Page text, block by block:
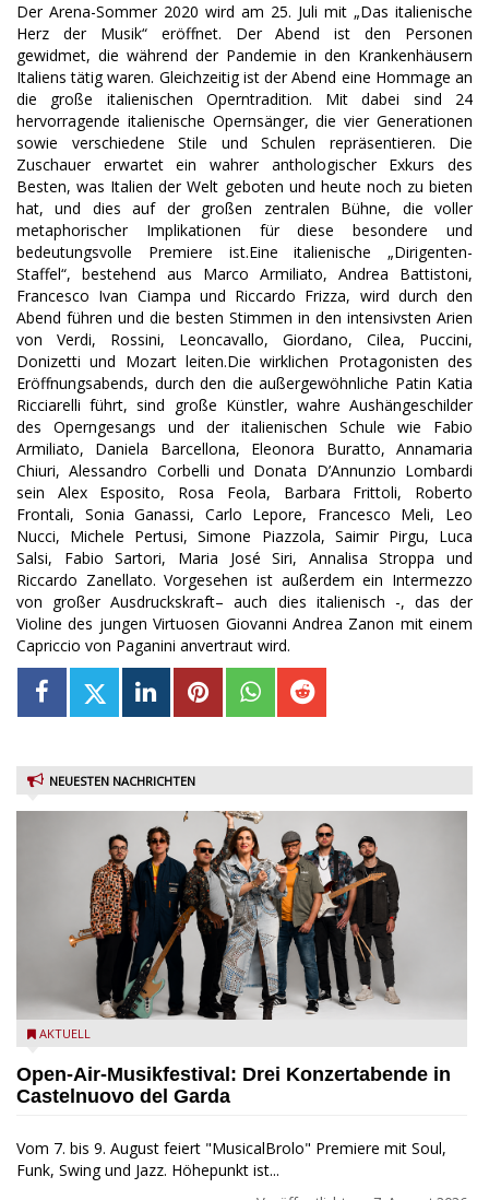
Der Arena-Sommer 2020 wird am 25. Juli mit „Das italienische
Herz der Musik“ eröffnet. Der Abend ist den Personen
gewidmet, die während der Pandemie in den Krankenhäusern
Italiens tätig waren. Gleichzeitig ist der Abend eine Hommage an
die große italienischen Operntradition. Mit dabei sind 24
hervorragende italienische Opernsänger, die vier Generationen
sowie verschiedene Stile und Schulen repräsentieren. Die
Zuschauer erwartet ein wahrer anthologischer Exkurs des
Besten, was Italien der Welt geboten und heute noch zu bieten
hat, und dies auf der großen zentralen Bühne, die voller
metaphorischer Implikationen für diese besondere und
bedeutungsvolle Premiere ist.Eine italienische „Dirigenten-
Staffel“, bestehend aus Marco Armiliato, Andrea Battistoni,
Francesco Ivan Ciampa und Riccardo Frizza, wird durch den
Abend führen und die besten Stimmen in den intensivsten Arien
von Verdi, Rossini, Leoncavallo, Giordano, Cilea, Puccini,
Donizetti und Mozart leiten.Die wirklichen Protagonisten des
Eröffnungsabends, durch den die außergewöhnliche Patin Katia
Ricciarelli führt, sind große Künstler, wahre Aushängeschilder
des Operngesangs und der italienischen Schule wie Fabio
Armiliato, Daniela Barcellona, Eleonora Buratto, Annamaria
Chiuri, Alessandro Corbelli und Donata D’Annunzio Lombardi
sein Alex Esposito, Rosa Feola, Barbara Frittoli, Roberto
Frontali, Sonia Ganassi, Carlo Lepore, Francesco Meli, Leo
Nucci, Michele Pertusi, Simone Piazzola, Saimir Pirgu, Luca
Salsi, Fabio Sartori, Maria José Siri, Annalisa Stroppa und
Riccardo Zanellato. Vorgesehen ist außerdem ein Intermezzo
von großer Ausdruckskraft– auch dies italienisch -, das der
Violine des jungen Virtuosen Giovanni Andrea Zanon mit einem
Capriccio von Paganini anvertraut wird.
NEUESTEN NACHRICHTEN
Castelnuovo del Garda: Die "Dirotta su Cuba" zu Gast beim
AKTUELL
Open-Air-Musikfestival: Drei Konzertabende in
Castelnuovo del Garda
Vom 7. bis 9. August feiert "MusicalBrolo" Premiere mit Soul,
Funk, Swing und Jazz. Höhepunkt ist...